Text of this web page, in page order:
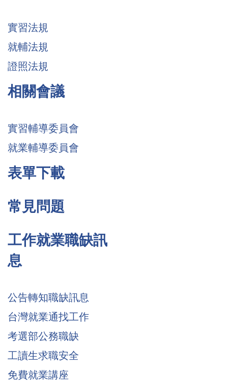
實習法規
就輔法規
證照法規
相關會議
實習輔導委員會
就業輔導委員會
表單下載
常見問題
工作就業職缺訊
息
公告轉知職缺訊息
台灣就業通找工作
考選部公務職缺
工讀生求職安全
免費就業講座